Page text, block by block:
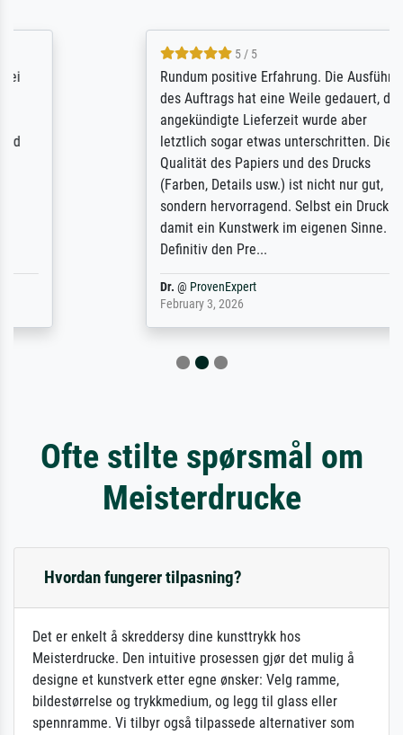
5 / 5
Rundum positive Erfahrung. Die Ausführung
des Auftrags hat eine Weile gedauert, die
angekündigte Lieferzeit wurde aber
letztlich sogar etwas unterschritten. Die
Qualität des Papiers und des Drucks
(Farben, Details usw.) ist nicht nur gut,
sondern hervorragend. Selbst ein Druck ist
damit ein Kunstwerk im eigenen Sinne.
Definitiv den Pre...
ProvenExpert
Ofte stilte spørsmål om
Meisterdrucke
Hvordan fungerer tilpasning?
Det er enkelt å skreddersy dine kunsttrykk hos
Meisterdrucke. Den intuitive prosessen gjør det mulig å
designe et kunstverk etter egne ønsker: Velg ramme,
bildestørrelse og trykkmedium, og legg til glass eller
spennramme. Vi tilbyr også tilpassede alternativer som